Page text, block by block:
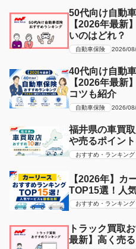
50代向け自動
【2026年最新
いのはどれ？
自動車保険 2026/
40代向け自動
【2026年最新
コツも紹介
自動車保険 2026/
福井県の車買
や売るポイン
おすすめ・ランキング
【2026年】カ
TOP15選！人
おすすめ・ランキング
トラック買取
最新】高く売